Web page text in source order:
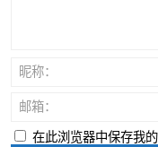
昵称：
邮箱：
在此浏览器中保存我